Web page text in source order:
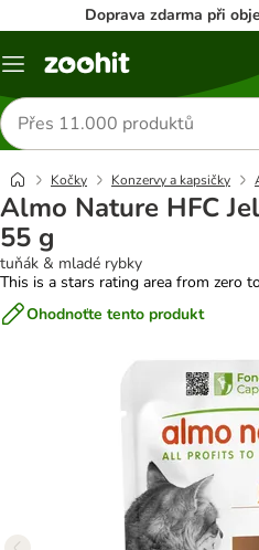
Doprava zdarma při
Menu
Hledat
produkty
Kočky Konzervy a kapsičky
Almo Nature HFC
55 g
tuňák & mladé rybky
This is a stars rating area from zero
Ohodnoťte tento produkt